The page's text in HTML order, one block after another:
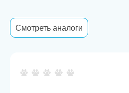
Смотреть аналоги